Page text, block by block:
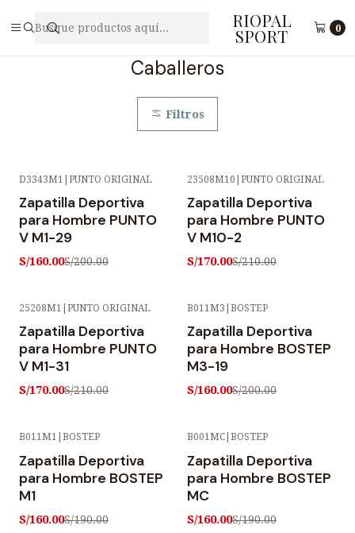
RIOPAL
SPORT 0
Caballeros
Filtros
D3343M1 PUNTO ORIGINAL
Zapatilla Deportiva
para Hombre PUNTO
V M1-29
S/160.00S/200.00
23508M10 PUNTO ORIGINAL
Zapatilla Deportiva
para Hombre PUNTO
V M10-2
S/170.00S/210.00
25208M1 PUNTO ORIGINAL
Zapatilla Deportiva
para Hombre PUNTO
V M1-31
S/170.00S/210.00
B011M3 BOSTEP
Zapatilla Deportiva
para Hombre BOSTEP
M3-19
S/160.00S/200.00
B011M1 BOSTEP
Zapatilla Deportiva
para Hombre BOSTEP
M1
S/160.00S/190.00
B001MC BOSTEP
Zapatilla Deportiva
para Hombre BOSTEP
MC
S/160.00S/190.00